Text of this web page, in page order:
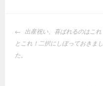
投
稿
ナ
出産祝い、喜ばれるのはこれ
とこれ！二択にしぼっておきまし
た。